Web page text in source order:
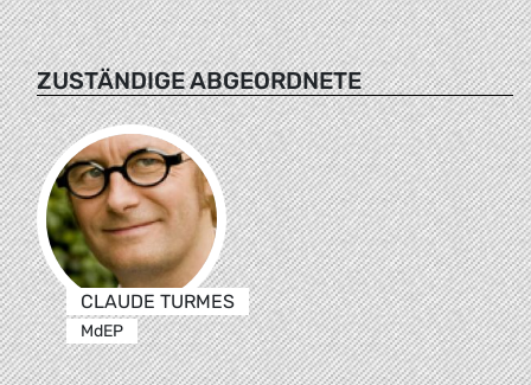
ZUSTÄNDIGE ABGEORDNETE
CLAUDE TURMES
MdEP